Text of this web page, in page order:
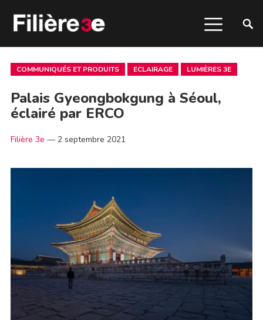
COMMUNIQUÉS ET PRODUITS ECLAIRAGE LUMIÈRES 3E
Palais Gyeongbokgung à Séoul,
éclairé par ERCO
Filière 3e — 2 septembre 2021